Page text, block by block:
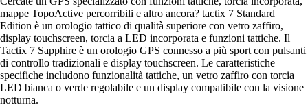
mappe TopoActive percorribili e altro ancora? tactix 7 Standard
Edition è un orologio tattico di qualità superiore con vetro zaffiro,
display touchscreen, torcia a LED incorporata e funzioni tattiche. Il
Tactix 7 Sapphire è un orologio GPS connesso a più sport con pulsanti
di controllo tradizionali e display touchscreen. Le caratteristiche
specifiche includono funzionalità tattiche, un vetro zaffiro con torcia
LED bianca o verde regolabile e un display compatibile con la visione
notturna.